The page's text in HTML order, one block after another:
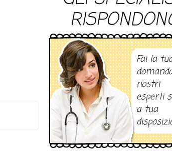
Fai la
nostri
esperti
a tua